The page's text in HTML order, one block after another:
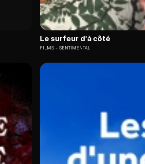
Le surfeur d'à côté
FILMS SENTIMENTAL